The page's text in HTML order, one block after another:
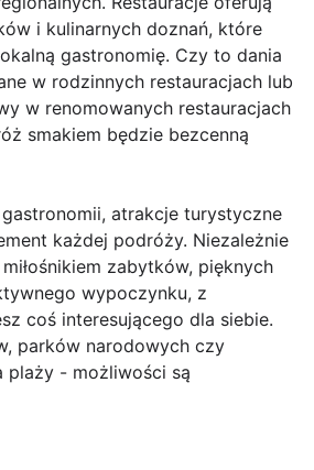
i kulinarnych doznań, które
gastronomię. Czy to dania
w rodzinnych restauracjach lub
w renomowanych restauracjach
smakiem będzie bezcenną
atrakcje turystyczne
każdej podróży. Niezależnie
zabytków, pięknych
wypoczynku, z
coś interesującego dla siebie.
parków narodowych czy
plaży - możliwości są